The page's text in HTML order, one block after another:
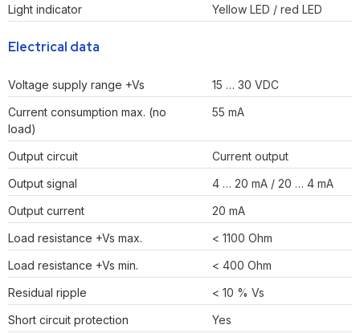
Light indicator
Yellow LED / red LED
Electrical data
Voltage supply range +Vs
15 … 30 VDC
Current consumption max. (no
load)
55 mA
Output circuit
Current output
Output signal
4 … 20 mA / 20 … 4 mA
Output current
20 mA
Load resistance +Vs max.
< 1100 Ohm
Load resistance +Vs min.
< 400 Ohm
Residual ripple
< 10 % Vs
Short circuit protection
Yes